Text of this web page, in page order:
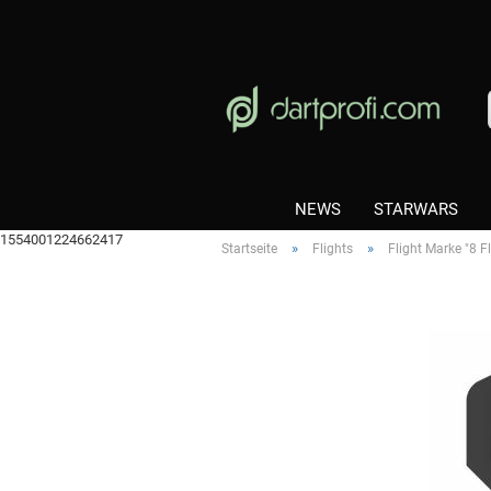
1554001224662417
NEWS STARWARS
Startseite » Flights » Flight Marke "8